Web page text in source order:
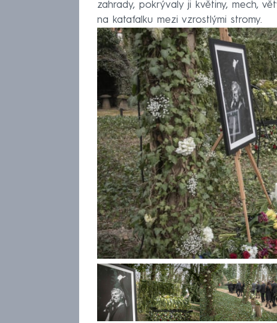
zahrady, pokrývaly ji květiny, mech,
na katafalku mezi vzrostlými stromy.